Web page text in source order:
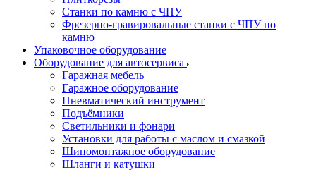
Станки по камню с ЧПУ
Фрезерно-гравировальные станки с ЧПУ по
камню
Упаковочное оборудование
Оборудование для автосервиса
Гаражная мебель
Гаражное оборудование
Пневматический инструмент
Подъёмники
Светильники и фонари
Установки для работы с маслом и смазкой
Шиномонтажное оборудование
Шланги и катушки